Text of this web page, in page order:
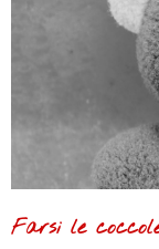
Farsi le